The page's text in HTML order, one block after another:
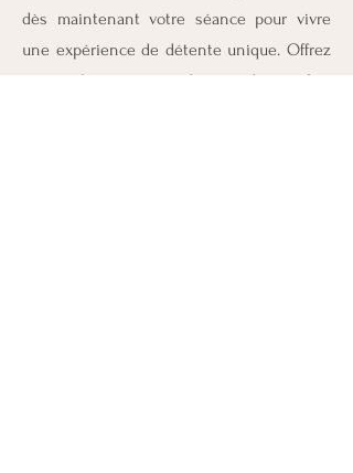
dès maintenant votre séance pour vivre
une expérience de détente unique. Offrez
ce petit luxe pour prendre soin de vous !